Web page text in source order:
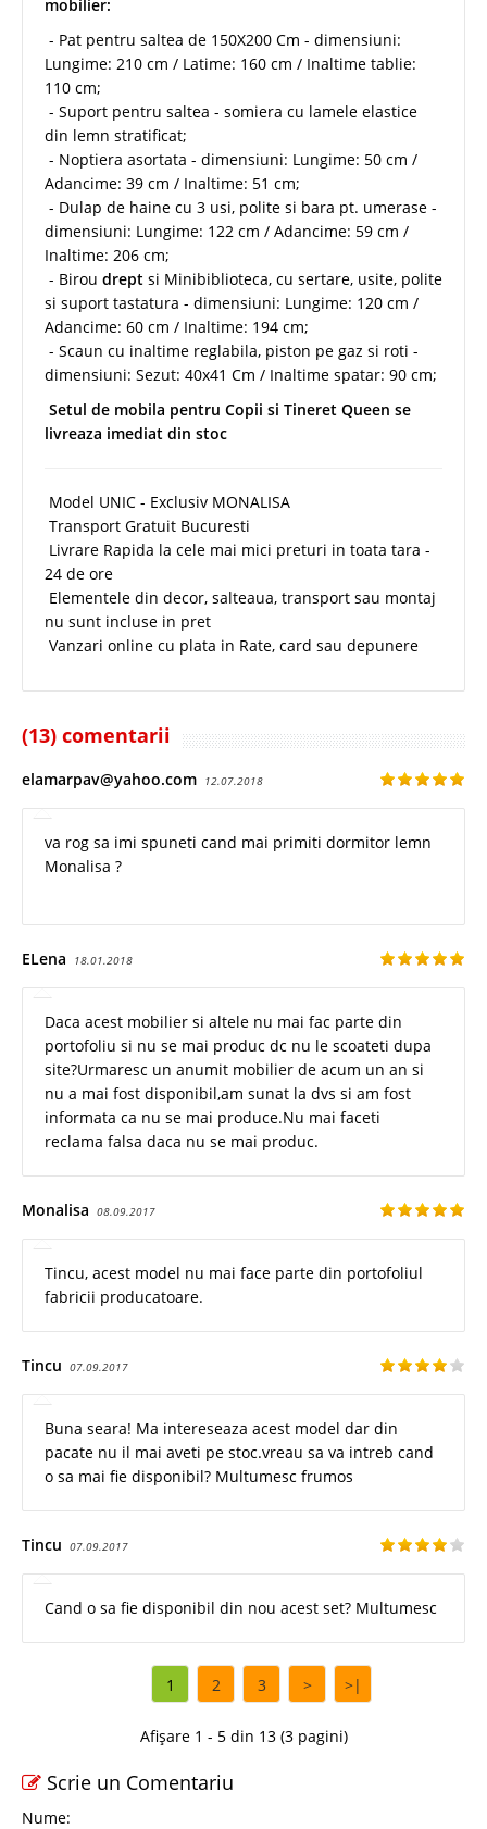
mobilier:
- Pat pentru saltea de 150X200 Cm - dimensiuni:
Lungime: 210 cm / Latime: 160 cm / Inaltime tablie:
110 cm;
- Suport pentru saltea - somiera cu lamele elastice
din lemn stratificat;
- Noptiera asortata - dimensiuni: Lungime: 50 cm /
Adancime: 39 cm / Inaltime: 51 cm;
- Dulap de haine cu 3 usi, polite si bara pt. umerase -
dimensiuni: Lungime: 122 cm / Adancime: 59 cm /
Inaltime: 206 cm;
- Birou drept si Minibiblioteca, cu sertare, usite, polite
si suport tastatura - dimensiuni: Lungime: 120 cm /
Adancime: 60 cm / Inaltime: 194 cm;
- Scaun cu inaltime reglabila, piston pe gaz si roti -
dimensiuni: Sezut: 40x41 Cm / Inaltime spatar: 90 cm;
Setul de mobila pentru Copii si Tineret Queen se
livreaza imediat din stoc
Model UNIC - Exclusiv MONALISA
Transport Gratuit Bucuresti
Livrare Rapida la cele mai mici preturi in toata tara -
24 de ore
Elementele din decor, salteaua, transport sau montaj
nu sunt incluse in pret
Vanzari online cu plata in Rate, card sau depunere
(13) comentarii
elamarpav@yahoo.com 12.07.2018
va rog sa imi spuneti cand mai primiti dormitor lemn
Monalisa ?
ELena 18.01.2018
Daca acest mobilier si altele nu mai fac parte din
portofoliu si nu se mai produc dc nu le scoateti dupa
site?Urmaresc un anumit mobilier de acum un an si
nu a mai fost disponibil,am sunat la dvs si am fost
informata ca nu se mai produce.Nu mai faceti
reclama falsa daca nu se mai produc.
Monalisa 08.09.2017
Tincu, acest model nu mai face parte din portofoliul
fabricii producatoare.
Tincu 07.09.2017
Buna seara! Ma intereseaza acest model dar din
pacate nu il mai aveti pe stoc.vreau sa va intreb cand
o sa mai fie disponibil? Multumesc frumos
Tincu 07.09.2017
Cand o sa fie disponibil din nou acest set? Multumesc
1 2 3 > >|
Afișare 1 - 5 din 13 (3 pagini)
Scrie un Comentariu
Nume: